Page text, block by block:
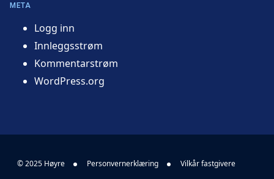
META
Logg inn
Innleggsstrøm
Kommentarstrøm
WordPress.org
© 2025 Høyre Personvernerklæring Vilkår fastgivere